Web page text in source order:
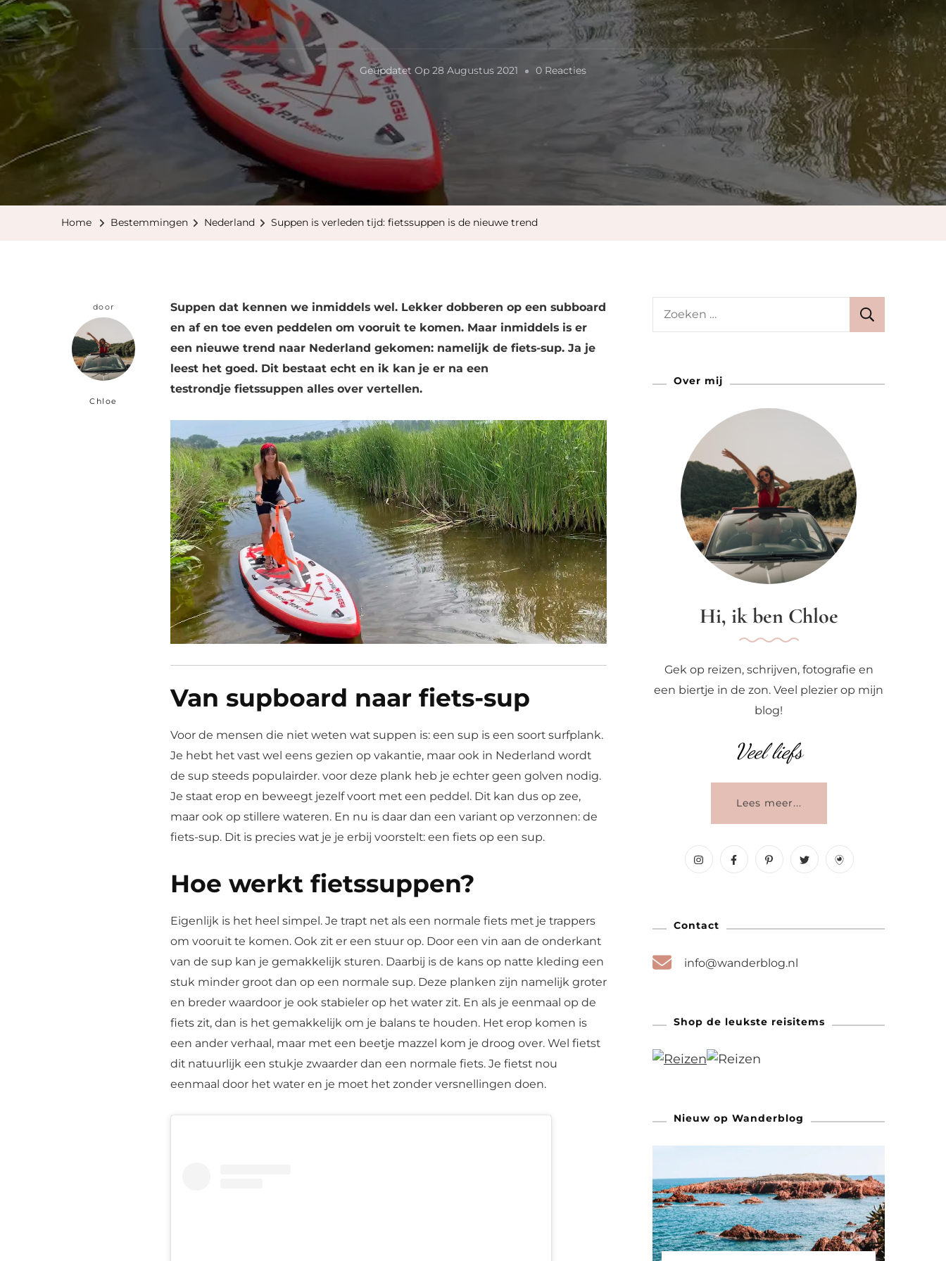
Geüpdatet Op 28 Augustus 2021 0 ReactiesOp
Fietssuppen
Home Bestemmingen Nederland Suppen is verleden tijd: fietssuppen is de nieuwe trend
door
Chloe
Suppen dat kennen we inmiddels wel. Lekker dobberen op een subboard
en af en toe even peddelen om vooruit te komen. Maar inmiddels is er
een nieuwe trend naar Nederland gekomen: namelijk de fiets-sup. Ja je
leest het goed. Dit bestaat echt en ik kan je er na een
testrondje fietssuppen alles over vertellen.
Van supboard naar fiets-sup
Voor de mensen die niet weten wat suppen is: een sup is een soort surfplank.
Je hebt het vast wel eens gezien op vakantie, maar ook in Nederland wordt
de sup steeds populairder. voor deze plank heb je echter geen golven nodig.
Je staat erop en beweegt jezelf voort met een peddel. Dit kan dus op zee,
maar ook op stillere wateren. En nu is daar dan een variant op verzonnen: de
fiets-sup. Dit is precies wat je je erbij voorstelt: een fiets op een sup.
Hoe werkt fietssuppen?
Eigenlijk is het heel simpel. Je trapt net als een normale fiets met je trappers
om vooruit te komen. Ook zit er een stuur op. Door een vin aan de onderkant
van de sup kan je gemakkelijk sturen. Daarbij is de kans op natte kleding een
stuk minder groot dan op een normale sup. Deze planken zijn namelijk groter
en breder waardoor je ook stabieler op het water zit. En als je eenmaal op de
fiets zit, dan is het gemakkelijk om je balans te houden. Het erop komen is
een ander verhaal, maar met een beetje mazzel kom je droog over. Wel fietst
dit natuurlijk een stukje zwaarder dan een normale fiets. Je fietst nou
eenmaal door het water en je moet het zonder versnellingen doen.
Zoeken
Over mij
Hi, ik ben Chloe
Gek op reizen, schrijven, fotografie en
een biertje in de zon. Veel plezier op mijn
blog!
Veel liefs
Lees meer...
Contact
info@wanderblog.nl
Shop de leukste reisitems
Nieuw op Wanderblog